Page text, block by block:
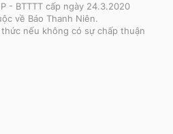
- BTTTT cấp ngày 24.3.2020
về Báo Thanh Niên.
nếu không có sự chấp thuận